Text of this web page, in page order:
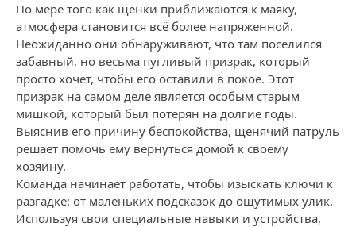
По мере того как щенки приближаются к маяку,
атмосфера становится всё более напряженной.
Неожиданно они обнаруживают, что там поселился
забавный, но весьма пугливый призрак, который
просто хочет, чтобы его оставили в покое. Этот
призрак на самом деле является особым старым
мишкой, который был потерян на долгие годы.
Выяснив его причину беспокойства, щенячий патруль
решает помочь ему вернуться домой к своему
хозяину.
Команда начинает работать, чтобы изыскать ключи к
разгадке: от маленьких подсказок до ощутимых улик.
Используя свои специальные навыки и устройства,